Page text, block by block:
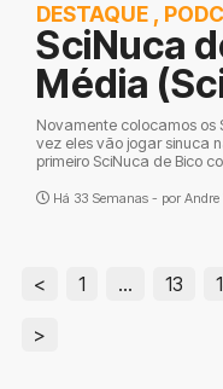
DESTAQUE ,
SciNuca
Média
Novamente colocamos os
vez eles vão jogar sinuca
primeiro SciNuca de Bico
Há 33 Semanas - por Andre
< 1 … 13
>